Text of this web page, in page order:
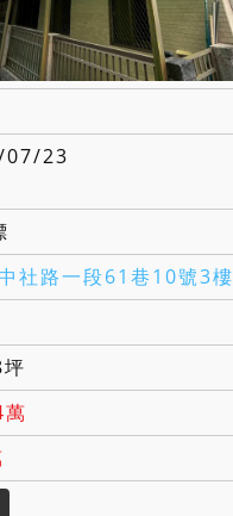
07/23
中社路一段61巷10號3樓